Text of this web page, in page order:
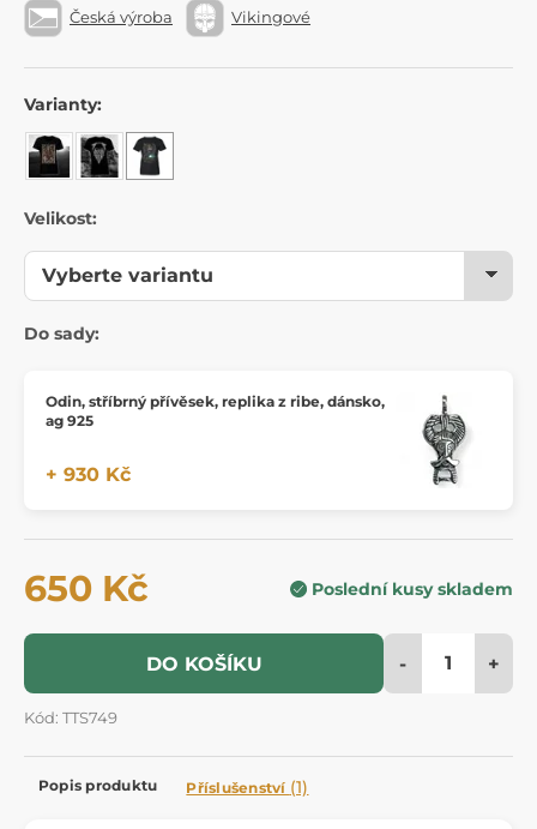
Česká výroba Vikingové
Varianty:
Velikost:
Do sady:
Odin, stříbrný přívěsek, replika z ribe, dánsko,
ag 925
+ 930 Kč
650 Kč Poslední kusy skladem
DO KOŠÍKU - +
Kód: TTS749
Popis produktu Příslušenství (1)